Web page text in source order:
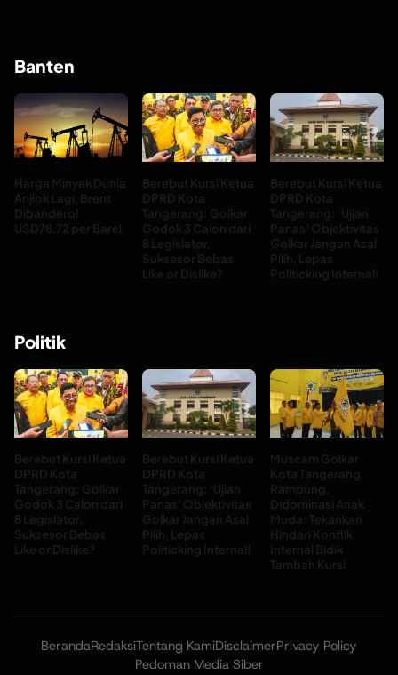
Banten
Harga Minyak Dunia
Anjlok Lagi, Brent
Dibanderol
USD78,72 per Barel
Berebut Kursi Ketua
DPRD Kota
Tangerang: Golkar
Godok 3 Calon dari
8 Legislator,
Suksesor Bebas
Like or Dislike?
Berebut Kursi Ketua
DPRD Kota
Tangerang: ‘Ujian
Panas’ Objektivitas
Golkar Jangan Asal
Pilih, Lepas
Politicking Internal!
Politik
Berebut Kursi Ketua
DPRD Kota
Tangerang: Golkar
Godok 3 Calon dari
8 Legislator,
Suksesor Bebas
Like or Dislike?
Berebut Kursi Ketua
DPRD Kota
Tangerang: ‘Ujian
Panas’ Objektivitas
Golkar Jangan Asal
Pilih, Lepas
Politicking Internal!
Muscam Golkar
Kota Tangerang
Rampung,
Didominasi Anak
Muda: Tekankan
Hindari Konflik
Internal Bidik
Tambah Kursi
BerandaRedaksiTentang KamiDisclaimerPrivacy Policy
Pedoman Media Siber